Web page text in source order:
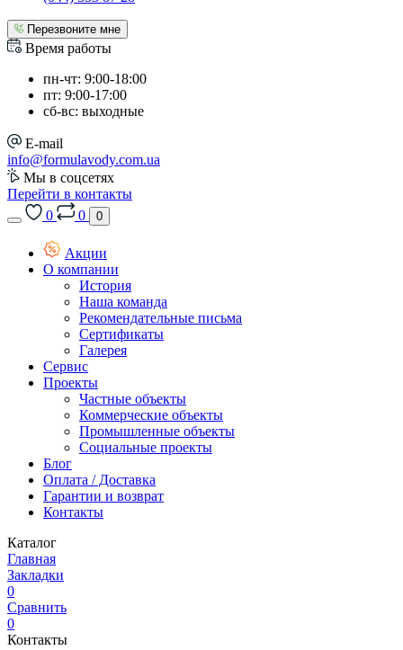
Перезвоните мне
Время работы
пн-чт: 9:00-18:00
пт: 9:00-17:00
сб-вс: выходные
E-mail
info@formulavody.com.ua
Мы в соцсетях
Перейти в контакты
0
0 0
Акции
О компании
История
Наша команда
Рекомендательные письма
Сертификаты
Галерея
Сервис
Проекты
Частные объекты
Коммерческие объекты
Промышленные объекты
Социальные проекты
Блог
Оплата / Доставка
Гарантии и возврат
Контакты
Каталог
Главная
Закладки
0
Сравнить
0
Контакты